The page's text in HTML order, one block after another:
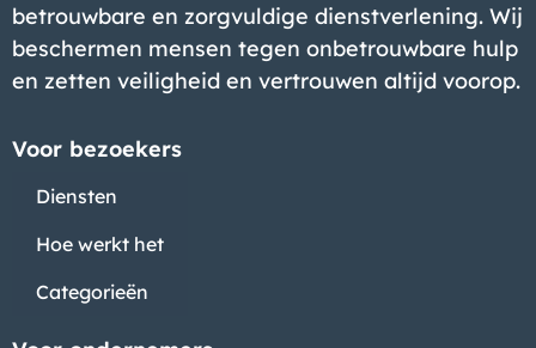
betrouwbare en zorgvuldige dienstverlening. Wij
beschermen mensen tegen onbetrouwbare hulp
en zetten veiligheid en vertrouwen altijd voorop.
Voor bezoekers
Diensten
Hoe werkt het
Categorieën